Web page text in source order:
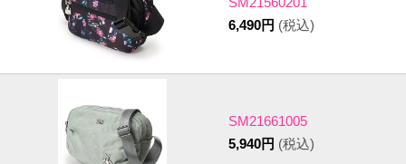
6,490円 (税込)
SM21661005
5,940円 (税込)